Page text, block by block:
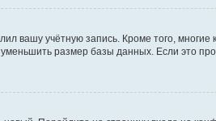
вашу учётную запись. Кроме того,
размер базы данных. Если это